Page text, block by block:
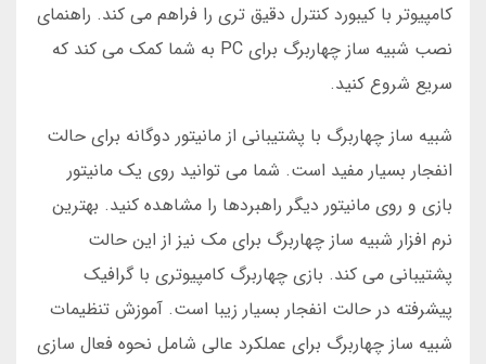
کامپیوتر با کیبورد کنترل دقیق تری را فراهم می کند. راهنمای
نصب شبیه ساز چهاربرگ برای PC به شما کمک می کند که
سریع شروع کنید.
شبیه ساز چهاربرگ با پشتیبانی از مانیتور دوگانه برای حالت
انفجار بسیار مفید است. شما می توانید روی یک مانیتور
بازی و روی مانیتور دیگر راهبردها را مشاهده کنید. بهترین
نرم افزار شبیه ساز چهاربرگ برای مک نیز از این حالت
پشتیبانی می کند. بازی چهاربرگ کامپیوتری با گرافیک
پیشرفته در حالت انفجار بسیار زیبا است. آموزش تنظیمات
شبیه ساز چهاربرگ برای عملکرد عالی شامل نحوه فعال سازی